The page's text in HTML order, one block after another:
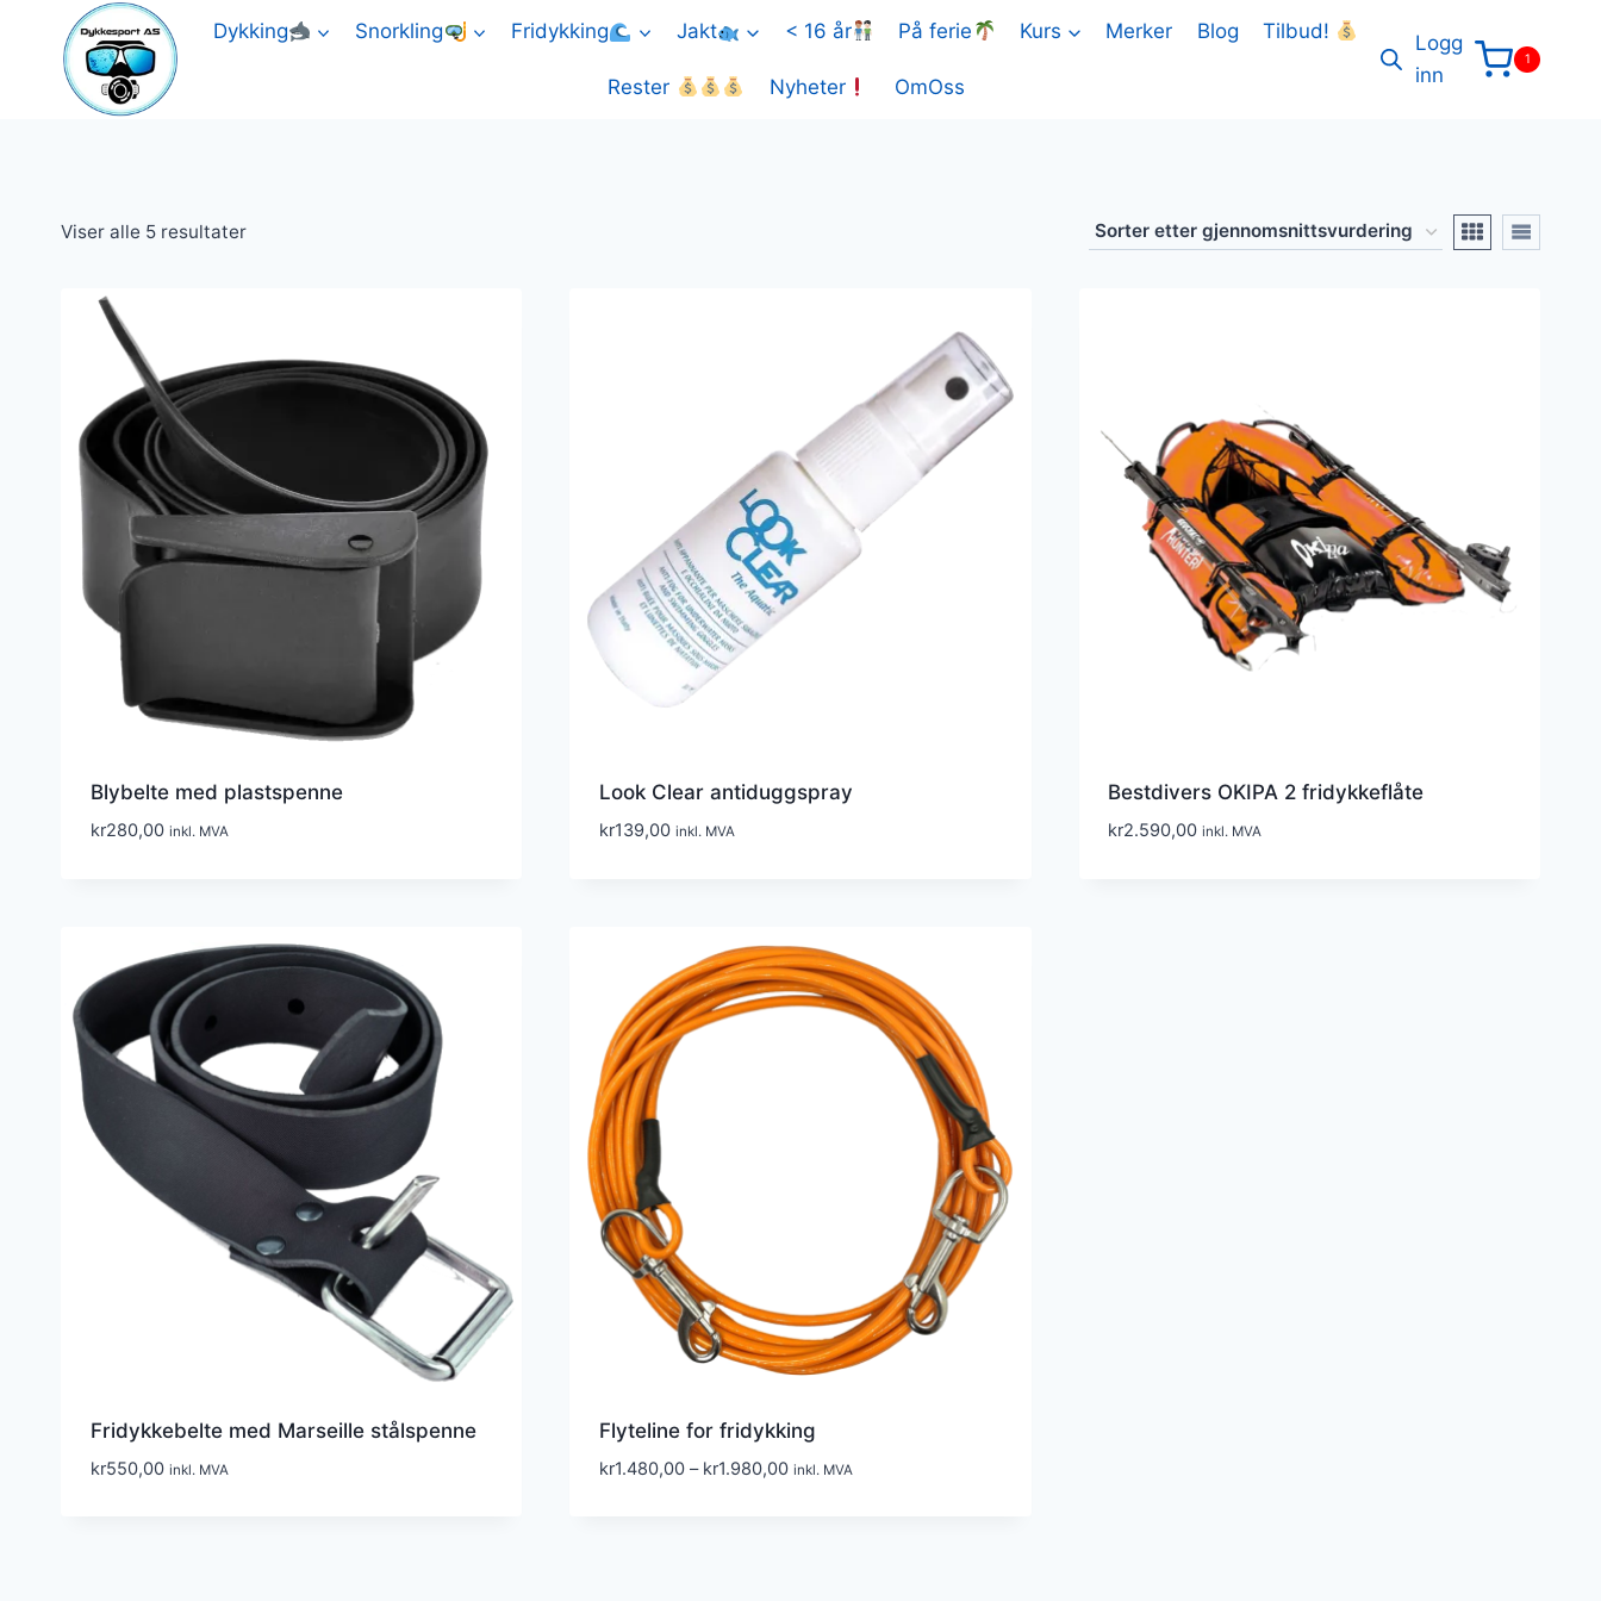
content
Dykking Snorkling Fridykking Jakt < 16 år På ferie Kurs Merker Blog Tilbud!
Rester Nyheter OmOss
Logg
inn
1
Viser alle 5 resultaterSortert
Blybelte med plastspenne
kr280,00 inkl. MVA
Look Clear antiduggspray
kr139,00 inkl. MVA
Bestdivers OKIPA 2 fridykkeflåte
kr2.590,00 inkl. MVA
Fridykkebelte med Marseille stålspenne
kr550,00 inkl. MVA
Flyteline for fridykking
kr1.480,00 – kr1.980,00Prisområde:
inkl. MVA